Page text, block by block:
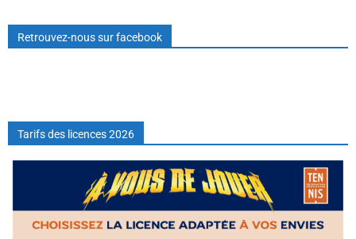
Retrouvez-nous sur facebook
Tarifs des licences 2026